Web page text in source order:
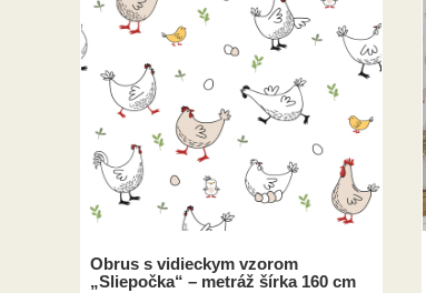
Obrus s vidieckym vzorom
„Sliepočka“ – metráž šírka 160 cm